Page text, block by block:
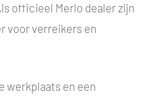
officieel Merlo dealer zijn
voor verreikers en
werkplaats en een